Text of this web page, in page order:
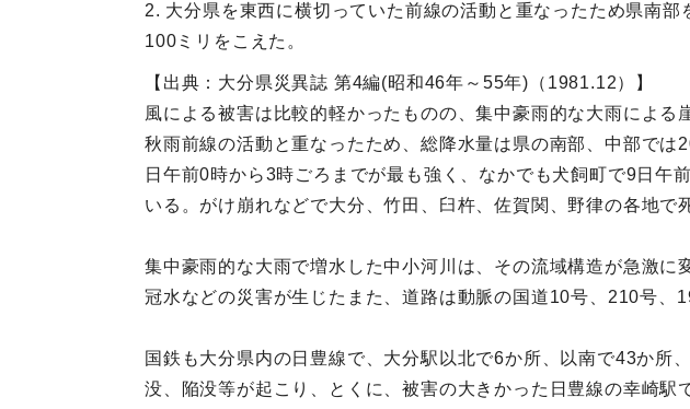
2. 大分県を東西に横切っていた前線の活動と重なったため県南
100ミリをこえた。
【出典：大分県災異誌 第4編(昭和46年～55年)（1981.12）】
風による被害は比較的軽かったものの、集中豪雨的な大雨によ
秋雨前線の活動と重なったため、総降水量は県の南部、中部で
日午前0時から3時ごろまでが最も強く、なかでも犬飼町で9日
いる。がけ崩れなどで大分、竹田、臼杵、佐賀関、野律の各地で
集中豪雨的な大雨で増水した中小河川は、その流域構造が急激
冠水などの災害が生じたまた、道路は動脈の国道10号、210号、
国鉄も大分県内の日豊線で、大分駅以北で6か所、以南で43か所
没、陥没等が起こり、とくに、被害の大きかった日豊線の幸崎